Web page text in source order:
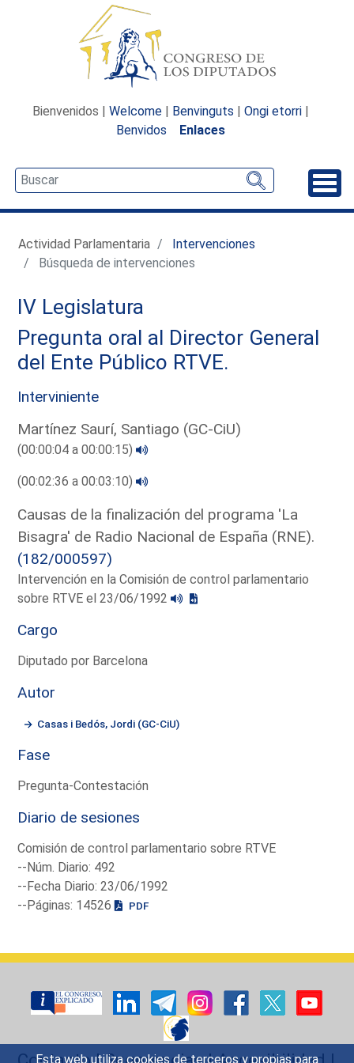
Esta web utiliza cookies de terceros y propias para
Bienvenidos | Welcome | Benvinguts | Ongi etorri |
Benvidos
Enlaces
Actividad Parlamentaria
Intervenciones
Búsqueda de intervenciones
IV Legislatura
Pregunta oral al Director General
del Ente Público RTVE.
Interviniente
Martínez Saurí, Santiago (GC-CiU)
(00:00:04 a 00:00:15)
(00:02:36 a 00:03:10)
Causas de la finalización del programa 'La
Bisagra' de Radio Nacional de España (RNE).
(182/000597)
Intervención en la Comisión de control parlamentario
sobre RTVE el 23/06/1992
Cargo
Diputado por Barcelona
Autor
Casas i Bedós, Jordi (GC-CiU)
Fase
Pregunta-Contestación
Diario de sesiones
Comisión de control parlamentario sobre RTVE
--Núm. Diario: 492
--Fecha Diario: 23/06/1992
--Páginas: 14526
PDF